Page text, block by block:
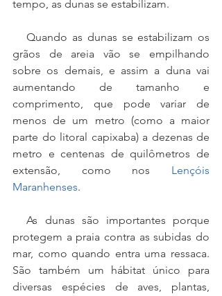
tempo, as dunas se estabilizam.
   Quando as dunas se estabilizam os
grãos de areia vão se empilhando
sobre os demais, e assim a duna vai
aumentando de tamanho e
comprimento, que pode variar de
menos de um metro (como a maior
parte do litoral capixaba) a dezenas de
metro e centenas de quilômetros de
extensão, como nos Lençóis
Maranhenses.
  As dunas são importantes porque
protegem a praia contra as subidas do
mar, como quando entra uma ressaca.
São também um hábitat único para
diversas espécies de aves, plantas,